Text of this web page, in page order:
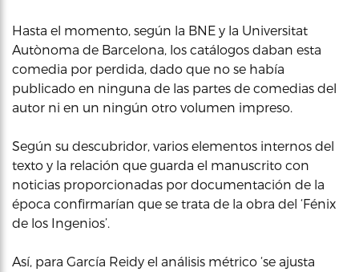
Hasta el momento, según la BNE y la Universitat
Autònoma de Barcelona, los catálogos daban esta
comedia por perdida, dado que no se había
publicado en ninguna de las partes de comedias del
autor ni en un ningún otro volumen impreso.
Según su descubridor, varios elementos internos del
texto y la relación que guarda el manuscrito con
noticias proporcionadas por documentación de la
época confirmarían que se trata de la obra del ‘Fénix
de los Ingenios’.
Así, para García Reidy el análisis métrico ‘se ajusta